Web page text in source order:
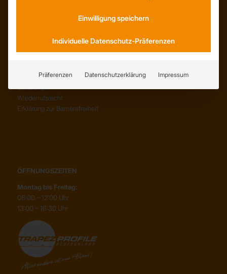
Abholung
Wiederrufsrecht
Erklärung zur Barrierefreiheit
ÖFFNUNGSZEITEN
Montag bis Freitag:
08:00 – 12:00 Uhr
13:00 – 16:30 Uhr
Einwilligung speichern
Individuelle Datenschutz-Präferenzen
Präferenzen Datenschutzerklärung Impressum